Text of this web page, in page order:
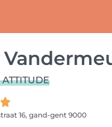
16, gand-gent 9000